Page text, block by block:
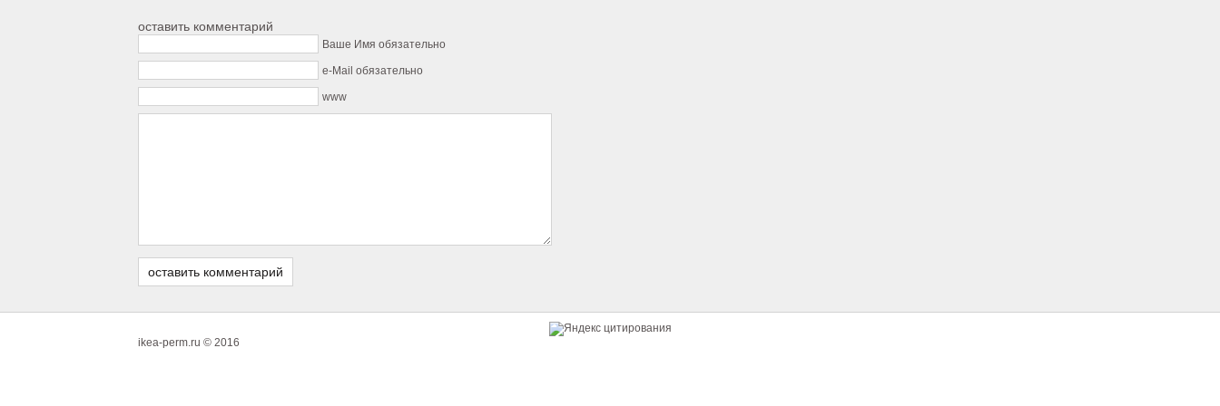
оставить комментарий
Ваше Имя обязательно
e-Mail обязательно
www
ikea-perm.ru © 2016